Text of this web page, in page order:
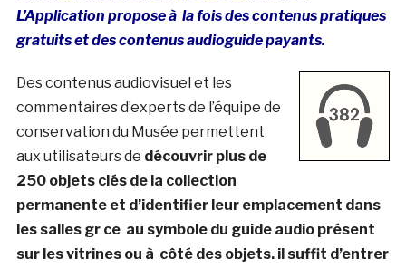
L’Application propose à la fois des contenus pratiques
gratuits et des contenus audioguide payants.
Des contenus audiovisuel et les
commentaires d’experts de l’équipe de
conservation du Musée permettent
aux utilisateurs de découvrir plus de
250 objets clés de la collection
permanente et d’identifier leur emplacement dans
les salles gr ce au symbole du guide audio présent
sur les vitrines ou à côté des objets. il suffit d’entrer